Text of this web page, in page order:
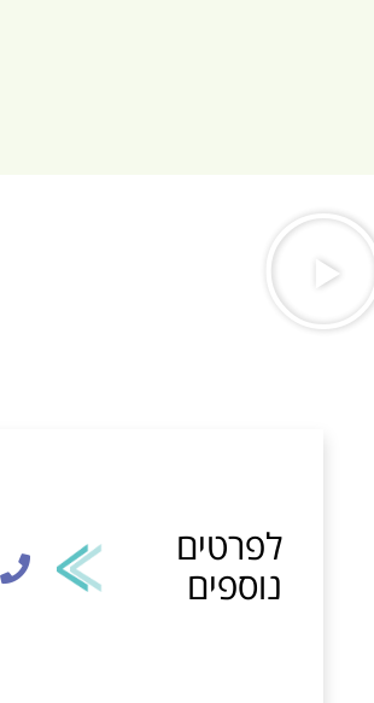
לפרטים
נוספים